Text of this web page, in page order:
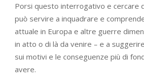
Porsi questo interrogativo e cercare
può servire a inquadrare e
attuale in Europa e altre guerre
in atto o di là da venire – e a
sui motivi e le conseguenze più di
avere.